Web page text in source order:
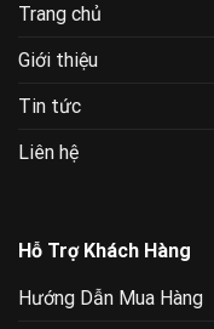
Trang chủ
Giới thiệu
Tin tức
Liên hệ
Hỗ Trợ Khách Hàng
Hướng Dẫn Mua Hàng